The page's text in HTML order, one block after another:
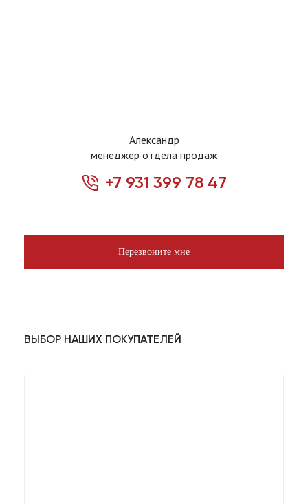
Александр
менеджер отдела продаж
+7 931 399 78 47
Перезвоните мне
ВЫБОР НАШИХ ПОКУПАТЕЛЕЙ